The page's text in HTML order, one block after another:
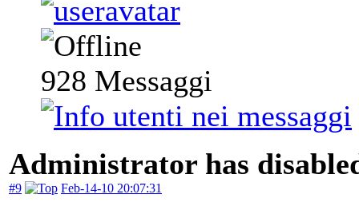
928 Messaggi
Administrator has
#9 Feb-14-10 20:07:31